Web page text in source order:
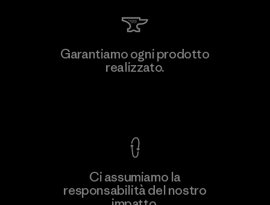
Scopri di più
Vertical Knits S.A. de C.V.
Garantiamo ogni prodotto
realizzato.
Ci assumiamo la
responsabilità del nostro